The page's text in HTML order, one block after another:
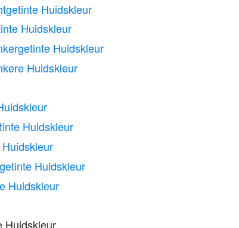
Huidskleur
Huidskleur
Huidskleur
Huidskleur
Huidskleur
Huidskleur
Huidskleur
Huidskleur